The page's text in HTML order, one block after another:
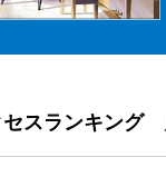
セスランキング